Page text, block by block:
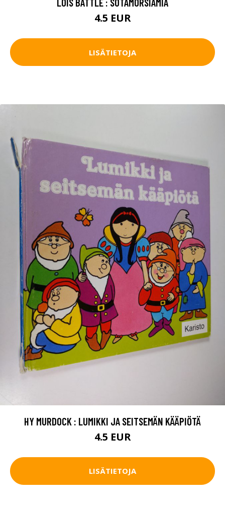
4.5 EUR
LISÄTIETOJA
HY MURDOCK : LUMIKKI JA SEITSEMÄN KÄÄPIÖTÄ
4.5 EUR
LISÄTIETOJA